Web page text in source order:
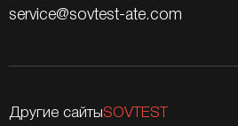
service@sovtest-ate.com
Другие сайтыSOVTEST